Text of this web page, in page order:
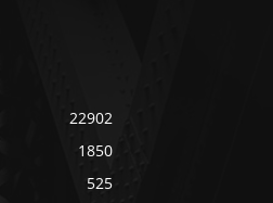
22902
1850
525